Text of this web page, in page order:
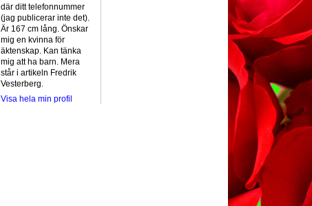
där ditt telefonnummer
(jag publicerar inte det).
Är 167 cm lång. Önskar
mig en kvinna för
äktenskap. Kan tänka
mig att ha barn. Mera
står i artikeln Fredrik
Vesterberg.
Visa hela min profil